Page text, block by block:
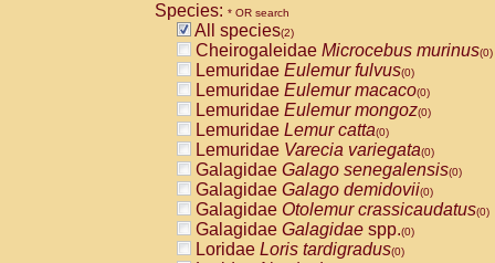
Species: * OR search
All species(2)
Cheirogaleidae Microcebus murinus(0)
Lemuridae Eulemur fulvus(0)
Lemuridae Eulemur macaco(0)
Lemuridae Eulemur mongoz(0)
Lemuridae Lemur catta(0)
Lemuridae Varecia variegata(0)
Galagidae Galago senegalensis(0)
Galagidae Galago demidovii(0)
Galagidae Otolemur crassicaudatus(0)
Galagidae Galagidae spp.(0)
Loridae Loris tardigradus(0)